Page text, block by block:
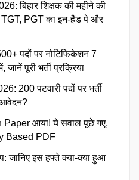
बिहार शिक्षक की महीने की
TGT, PGT का इन-हैंड पे और
पदों पर नोटिफिकेशन 7
पूरी भर्ती प्रक्रिया
200 पटवारी पदों पर भर्ती
आया! ये सवाल पूछे गए,
Based PDF
जानिए इस हफ्ते क्या-क्या हुआ